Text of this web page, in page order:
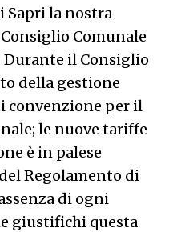
Sapri la nostra
Comunale
Durante il Consiglio
della gestione
convenzione per il
le nuove tariffe
è in palese
Regolamento di
di ogni
giustifichi questa